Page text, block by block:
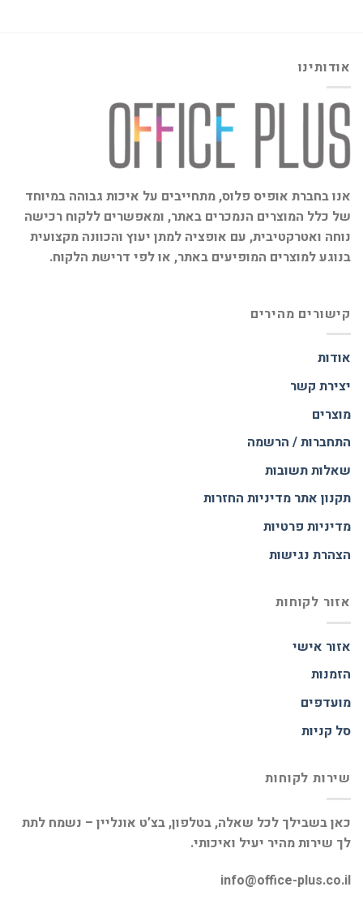
את
האפשרויות
בעמוד
אודותינו
אנו בחברת אופיס פלוס, מתחייבים על איכות גבוהה במיוחד
של כלל המוצרים הנמכרים באתר, ומאפשרים ללקוח רכישה
נוחה ואטרקטיבית, עם אופציה למתן יעוץ והכוונה מקצועית
בנוגע למוצרים המופיעים באתר, או לפי דרישת הלקוח.
קישורים מהירים
אודות
יצירת קשר
מוצרים
התחברות / הרשמה
שאלות תשובות
תקנון אתר מדיניות החזרות
מדיניות פרטיות
הצהרת נגישות
אזור לקוחות
אזור אישי
הזמנות
מועדפים
סל קניות
שירות לקוחות
כאן בשבילך לכל שאלה, בטלפון, בצ’ט אונליין – נשמח לתת
לך שירות מהיר יעיל ואיכותי.
info@office-plus.co.il